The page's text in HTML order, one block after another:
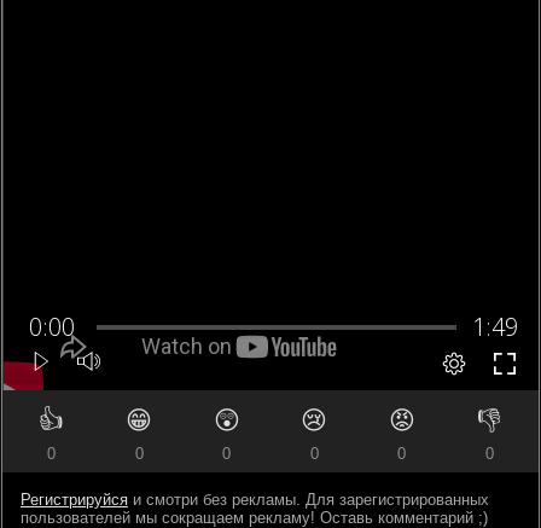
👍
0
😁
0
😲
0
😢
0
😡
0
👎
0
Регистрируйся и смотри без рекламы. Для зарегистрированных
пользователей мы сокращаем рекламу! Оставь комментарий ;)